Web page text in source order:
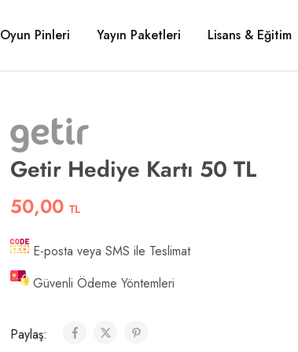
Oyun Pinleri Yayın Paketleri Lisans & Eğitim
Getir Hediye Kartı 50 TL
50,00 TL
E-posta veya SMS ile Teslimat
Güvenli Ödeme Yöntemleri
Paylaş: